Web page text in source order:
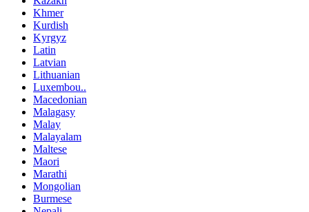
Khmer
Kurdish
Kyrgyz
Latin
Latvian
Lithuanian
Luxembou..
Macedonian
Malagasy
Malay
Malayalam
Maltese
Maori
Marathi
Mongolian
Burmese